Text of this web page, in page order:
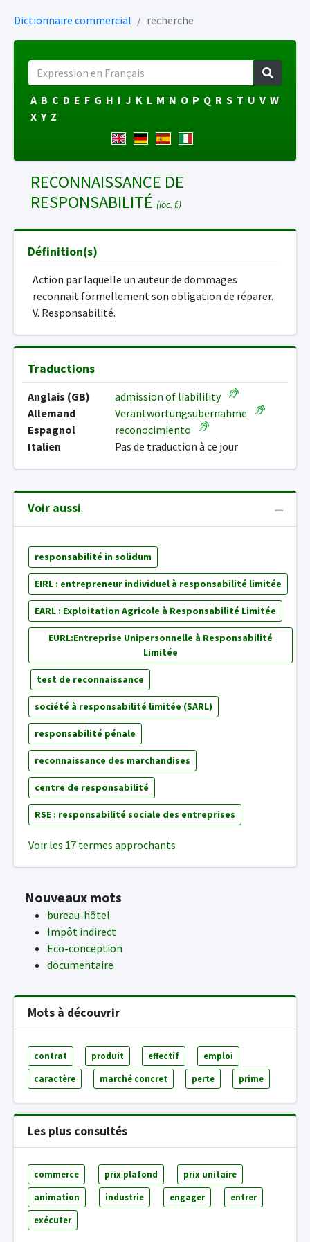
Dictionnaire commercial recherche
A B C D E F G H I J K L M N O P Q R S T U V W
X Y Z
RECONNAISSANCE DE
RESPONSABILITÉ (loc. f.)
Définition(s)
Action par laquelle un auteur de dommages
reconnait formellement son obligation de réparer.
V. Responsabilité.
Traductions
Anglais (GB)
admission of liabilility
Allemand
Verantwortungsübernahme
Espagnol
reconocimiento
Italien
Pas de traduction à ce jour
Voir aussi
responsabilité in solidum
EIRL : entrepreneur individuel à responsabilité limitée
EARL : Exploitation Agricole à Responsabilité Limitée
EURL:Entreprise Unipersonnelle à Responsabilité
Limitée
test de reconnaissance
société à responsabilité limitée (SARL)
responsabilité pénale
reconnaissance des marchandises
centre de responsabilité
RSE : responsabilité sociale des entreprises
Voir les 17 termes approchants
Nouveaux mots
bureau-hôtel
Impôt indirect
Eco-conception
documentaire
Mots à découvrir
contrat produit effectif emploi
caractère marché concret perte prime
Les plus consultés
commerce prix plafond prix unitaire
animation industrie engager entrer
exécuter